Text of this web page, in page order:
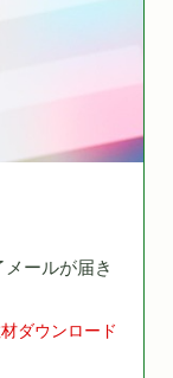
ールが届き
ダウンロード